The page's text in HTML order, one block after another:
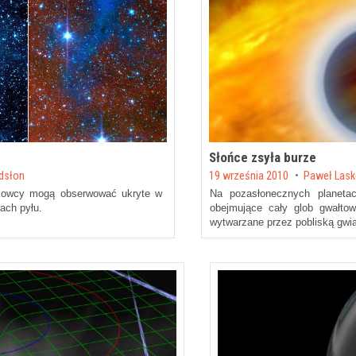
mogą obserwować ukryte w
pyłu.
Słońce zsyła burze
Posted on
19 września 2010 by Paweł
Na pozasłonecznych
obejmujące cały glob
wytwarzane przez pobliską